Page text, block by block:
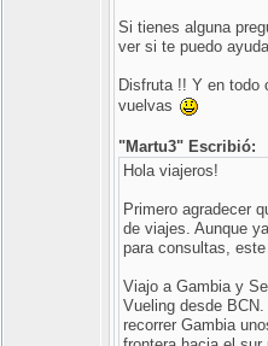
Si tienes alguna
ver si te puedo
Disfruta !! Y en todo
vuelvas
"Martu3" Escribió:
Hola viajeros!
Primero agradecer
de viajes. Aunque
para consultas,
Viajo a Gambia y
Vueling desde
recorrer Gambia